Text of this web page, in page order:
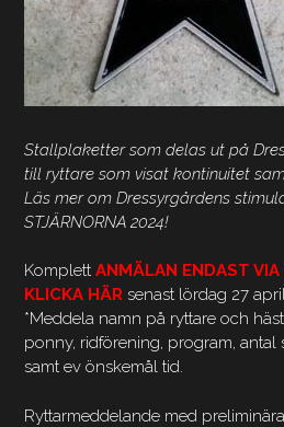
Stallplaketter som delas ut på
till ryttare som visat kontinuitet
Läs mer om Dressyrgårdens
STJÄRNORNA 2024!
Komplett ANMÄLAN ENDAST
KLICKA HÄR senast lördag 27
*Meddela namn på ryttare och
ponny, ridförening, program,
samt ev önskemål tid.
Ryttarmeddelande med